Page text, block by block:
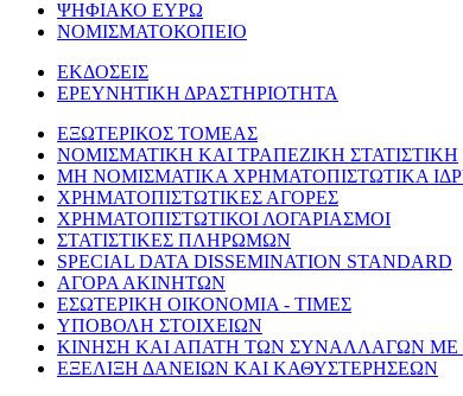
ΨΗΦΙΑΚΟ ΕΥΡΩ
ΝΟΜΙΣΜΑΤΟΚΟΠΕΙΟ
ΕΚΔΟΣΕΙΣ
ΕΡΕΥΝΗΤΙΚΗ ΔΡΑΣΤΗΡΙΟΤΗΤΑ
ΕΞΩΤΕΡΙΚΟΣ ΤΟΜΕΑΣ
ΝΟΜΙΣΜΑΤΙΚΗ ΚΑΙ ΤΡΑΠΕΖΙΚΗ ΣΤΑΤΙΣΤΙΚΗ
ΜΗ ΝΟΜΙΣΜΑΤΙΚΑ ΧΡΗΜΑΤΟΠΙΣΤΩΤΙΚΑ
ΧΡΗΜΑΤΟΠΙΣΤΩΤΙΚΕΣ ΑΓΟΡΕΣ
ΧΡΗΜΑΤΟΠΙΣΤΩΤΙΚΟΙ ΛΟΓΑΡΙΑΣΜΟΙ
ΣΤΑΤΙΣΤΙΚΕΣ ΠΛΗΡΩΜΩΝ
SPECIAL DATA DISSEMINATION STANDARD
ΑΓΟΡΑ ΑΚΙΝΗΤΩΝ
ΕΣΩΤΕΡΙΚΗ ΟΙΚΟΝΟΜΙΑ - ΤΙΜΕΣ
ΥΠΟΒΟΛΗ ΣΤΟΙΧΕΙΩΝ
ΚΙΝΗΣΗ ΚΑΙ ΑΠΑΤΗ ΤΩΝ ΣΥΝΑΛΛΑΓΩΝ ΜΕ
ΕΞΕΛΙΞΗ ΔΑΝΕΙΩΝ ΚΑΙ ΚΑΘΥΣΤΕΡΗΣΕΩΝ